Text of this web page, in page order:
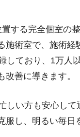
する完全個室の
施術室で、施術経
しており、1万人
善に導きます。
しい方も安心して
服し、明るい毎日